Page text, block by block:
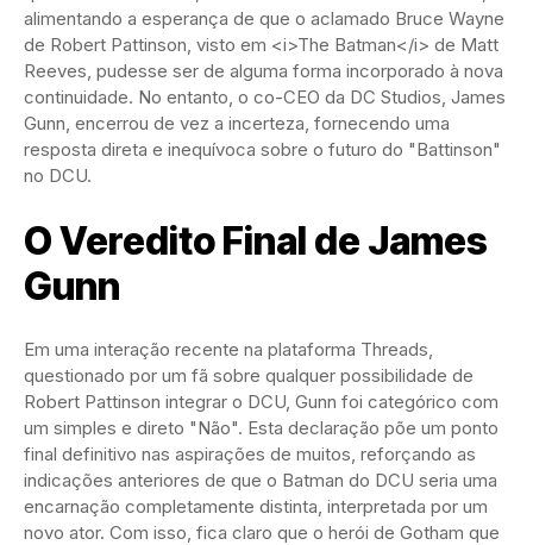
alimentando a esperança de que o aclamado Bruce Wayne
de Robert Pattinson, visto em <i>The Batman</i> de Matt
Reeves, pudesse ser de alguma forma incorporado à nova
continuidade. No entanto, o co-CEO da DC Studios, James
Gunn, encerrou de vez a incerteza, fornecendo uma
resposta direta e inequívoca sobre o futuro do "Battinson"
no DCU.
O Veredito Final de James
Gunn
Em uma interação recente na plataforma Threads,
questionado por um fã sobre qualquer possibilidade de
Robert Pattinson integrar o DCU, Gunn foi categórico com
um simples e direto "Não". Esta declaração põe um ponto
final definitivo nas aspirações de muitos, reforçando as
indicações anteriores de que o Batman do DCU seria uma
encarnação completamente distinta, interpretada por um
novo ator. Com isso, fica claro que o herói de Gotham que